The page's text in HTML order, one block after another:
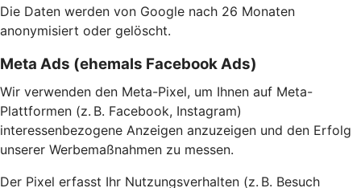
Die Daten werden von Google nach 26 Monaten
anonymisiert oder gelöscht.
Meta Ads (ehemals Facebook Ads)
Wir verwenden den Meta-Pixel, um Ihnen auf Meta-
Plattformen (z. B. Facebook, Instagram)
interessenbezogene Anzeigen anzuzeigen und den Erfolg
unserer Werbemaßnahmen zu messen.
Der Pixel erfasst Ihr Nutzungsverhalten (z. B. Besuch